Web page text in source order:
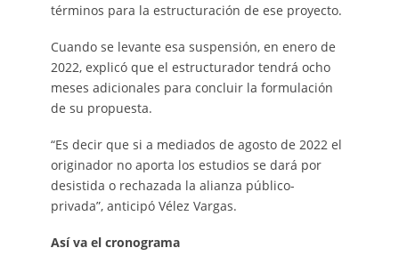
términos para la estructuración de ese proyecto.
Cuando se levante esa suspensión, en enero de
2022, explicó que el estructurador tendrá ocho
meses adicionales para concluir la formulación
de su propuesta.
“Es decir que si a mediados de agosto de 2022 el
originador no aporta los estudios se dará por
desistida o rechazada la alianza público-
privada”, anticipó Vélez Vargas.
Así va el cronograma